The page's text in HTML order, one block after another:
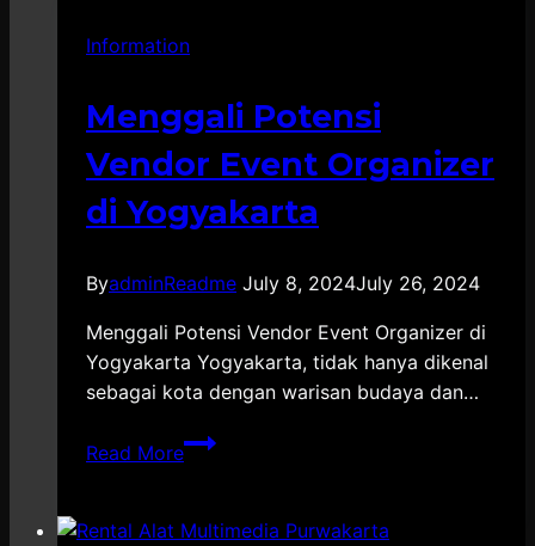
Bekasi
Information
Menggali Potensi
Vendor Event Organizer
di Yogyakarta
ByadminReadme July 8, 2024July 26, 2024
Menggali Potensi Vendor Event Organizer di
Yogyakarta Yogyakarta, tidak hanya dikenal
sebagai kota dengan warisan budaya dan…
Read More
Menggali
Potensi
Event